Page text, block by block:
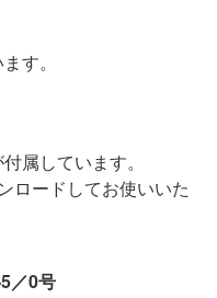
す。
属しています。
ロードしてお使いいた
／0号